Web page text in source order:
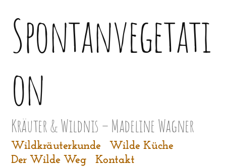
Inhalt
springen
Spontanvegetati
on
Kräuter & Wildnis – Madeline Wagner
Wildkräuterkunde
Wilde Küche
Der Wilde Weg
Kontakt